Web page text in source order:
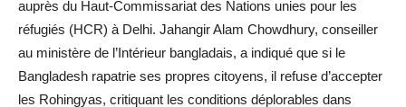
auprès du Haut-Commissariat des Nations unies pour les
réfugiés (HCR) à Delhi. Jahangir Alam Chowdhury, conseiller
au ministère de l’Intérieur bangladais, a indiqué que si le
Bangladesh rapatrie ses propres citoyens, il refuse d’accepter
les Rohingyas, critiquant les conditions déplorables dans